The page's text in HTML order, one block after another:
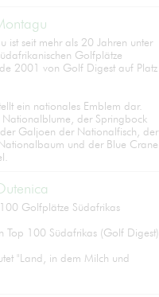
ist seit mehr als 20 Jahren unter
Golfplätze
2001 von Golf Digest auf Platz
ein nationales Emblem dar.
Nationalblume, der Springbock
Galjoen der Nationalfisch, der
und der Blue Crane
Golfplätze Südafrikas
Top 100 Südafrikas (Golf Digest)
"Land, in dem Milch und